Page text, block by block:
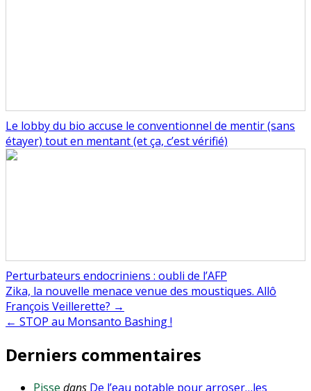
Le lobby du bio accuse le conventionnel de mentir (sans
étayer) tout en mentant (et ça, c’est vérifié)
Perturbateurs endocriniens : oubli de l’AFP
Navigation
de
Zika, la nouvelle menace venue des moustiques. Allô
François Veillerette? →
← STOP au Monsanto Bashing !
Derniers commentaires
Pisse dans De l’eau potable pour arroser…les